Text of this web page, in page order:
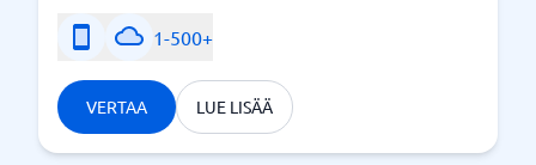
1-500+
VERTAA LUE LISÄÄ